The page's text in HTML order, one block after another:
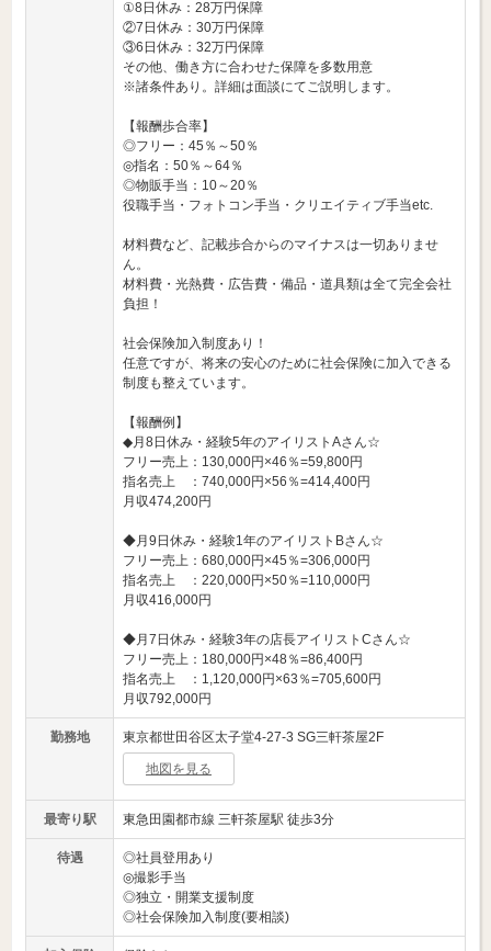
①8日休み：28万円保障
②7日休み：30万円保障
③6日休み：32万円保障
その他、働き方に合わせた保障を多数用意
※諸条件あり。詳細は面談にてご説明します。
【報酬歩合率】
◎フリー：45％～50％
◎指名：50％～64％
◎物販手当：10～20％
役職手当・フォトコン手当・クリエイティブ手当etc.
材料費など、記載歩合からのマイナスは一切ありませ
ん。
材料費・光熱費・広告費・備品・道具類は全て完全会社
負担！
社会保険加入制度あり！
任意ですが、将来の安心のために社会保険に加入できる
制度も整えています。
【報酬例】
◆月8日休み・経験5年のアイリストAさん☆
フリー売上：130,000円×46％=59,800円
指名売上 ：740,000円×56％=414,400円
月収474,200円
◆月9日休み・経験1年のアイリストBさん☆
フリー売上：680,000円×45％=306,000円
指名売上 ：220,000円×50％=110,000円
月収416,000円
◆月7日休み・経験3年の店長アイリストCさん☆
フリー売上：180,000円×48％=86,400円
指名売上 ：1,120,000円×63％=705,600円
月収792,000円
勤務地 東京都世田谷区太子堂4-27-3 SG三軒茶屋2F
地図を見る
最寄り駅 東急田園都市線 三軒茶屋駅 徒歩3分
待遇
◎社員登用あり
◎撮影手当
◎独立・開業支援制度
◎社会保険加入制度(要相談)